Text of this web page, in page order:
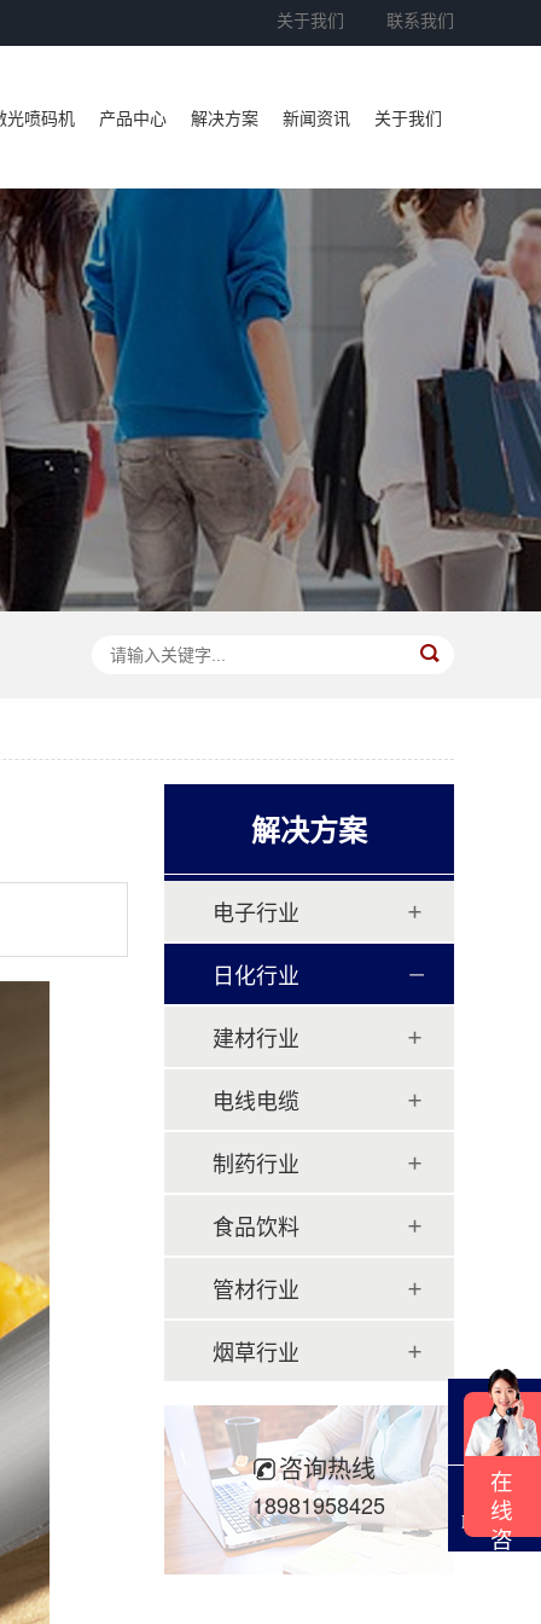
关于我们 联系我们
光喷码机 产品中心 解决方案 新闻资讯 关于我们
解决方案
电子行业
日化行业
建材行业
电线电缆
制药行业
食品饮料
管材行业
烟草行业
咨询热线
18981958425
QQ咨询
联系电话
在
线
咨